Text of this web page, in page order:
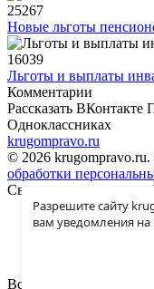
Разрешите сайту
вам уведомления на
25267
Новые льготы
16039
Льготы и выплаты
Комментарии
Рассказать ВКонтакте
Одноклассниках
krugompravo.ru
© 2026
обработки
Связь с
Разделы сайта
Все материалы сайта